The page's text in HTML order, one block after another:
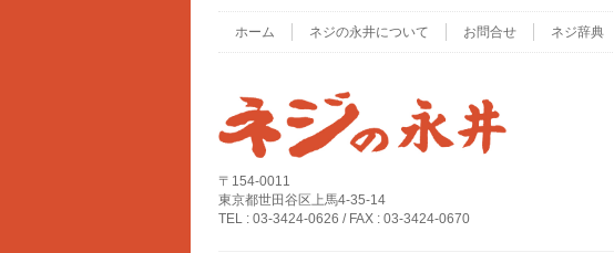
ホーム ネジの永井について お問合せ ネジ辞典
〒154-0011
東京都世田谷区上馬4-35-14
TEL : 03-3424-0626 / FAX : 03-3424-0670